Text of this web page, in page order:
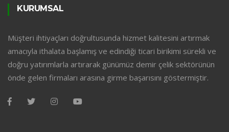
KURUMSAL
Müşteri ihtiyaçları doğrultusunda hizmet kalitesini artırmak
amacıyla ithalata başlamış ve edindiği ticari birikimi sürekli ve
doğru yatırımlarla artırarak günümüz demir çelik sektörünün
önde gelen firmaları arasına girme başarısını göstermiştir.